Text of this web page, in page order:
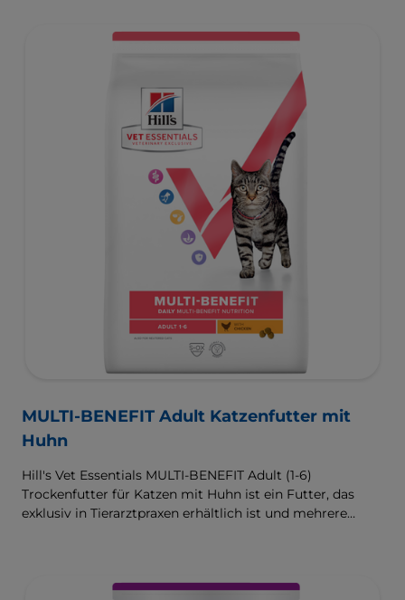
aus präbiotischen Fasern, versorgt das Mikrobiom in der
Wohlbefinden. Entwickelt mit Omega-3-Fettsäuren zur
Unterstützung der Entwicklung des Gehirns und
Antioxidantien zur Unterstützung des Immunsystems
während der Entwicklung.
Für eine bessere Zukunft, die bereits heute beginnt.
MULTI-BENEFIT Adult Katzenfutter mit
Huhn
Hill's Vet Essentials MULTI-BENEFIT Adult (1-6)
Trockenfutter für Katzen mit Huhn ist ein Futter, das
exklusiv in Tierarztpraxen erhältlich ist und mehrere
Protein für schlanke Muskeln und einem kontrollierten